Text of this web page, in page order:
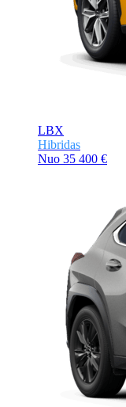
LBX
Hibridas
Nuo 35 400 €